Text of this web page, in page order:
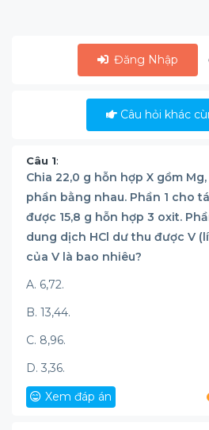
Đăng Nhập
Câu hỏi khác
Câu 1:
Chia 22,0 g hỗn hợp X gồm
phần bằng nhau. Phần 1 cho
được 15,8 g hỗn hợp 3 oxit.
dung dịch HCl dư thu được V
của V là bao nhiêu?
A. 6,72.
B. 13,44.
C. 8,96.
D. 3,36.
Xem đáp án